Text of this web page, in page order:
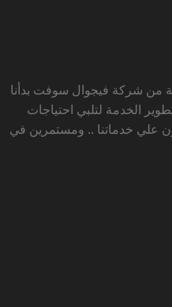
شركة فيجوال سوفت بدأنا
اوئل عام 2013 وتم تطوير الخدمة لتلبي احتياجات
يعتمدون علي خدماتنا .. ومستمرين في